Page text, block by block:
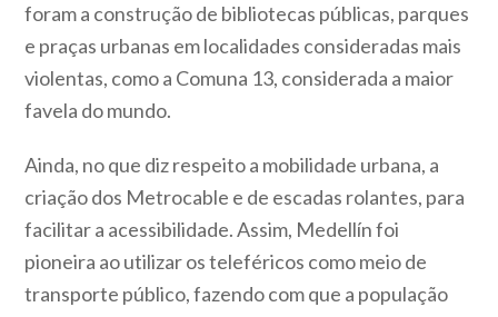
foram a construção de bibliotecas públicas, parques
e praças urbanas em localidades consideradas mais
violentas, como a Comuna 13, considerada a maior
favela do mundo.
Ainda, no que diz respeito a mobilidade urbana, a
criação dos Metrocable e de escadas rolantes, para
facilitar a acessibilidade. Assim, Medellín foi
pioneira ao utilizar os teleféricos como meio de
transporte público, fazendo com que a população